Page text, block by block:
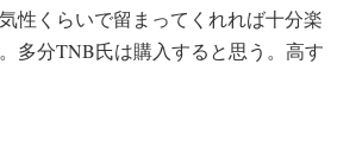
性くらいで留まってくれれば十分楽
多分TNB氏は購入すると思う。高す